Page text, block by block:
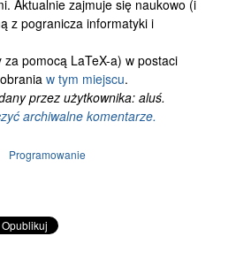
Aktualnie zajmuje się naukowo (i
z pogranicza informatyki i
za pomocą LaTeX-a) w postaci
w tym miejscu.
przez użytkownika: aluś.
archiwalne komentarze.
Programowanie